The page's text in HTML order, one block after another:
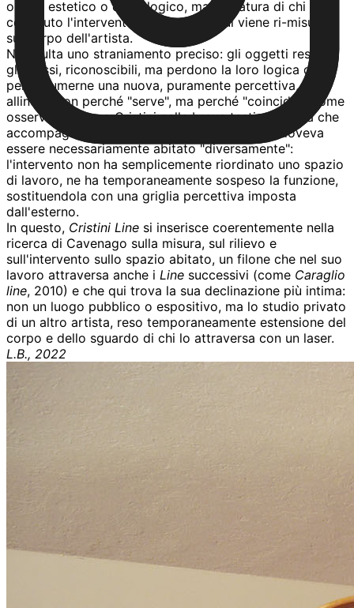
ordine estetico o cronologico, ma la statura di chi ha
compiuto l'intervento. Lo spazio altrui viene ri-misurato
sul corpo dell'artista.
Ne risulta uno straniamento preciso: gli oggetti restano
gli stessi, riconoscibili, ma perdono la loro logica d'uso
per assumerne una nuova, puramente percettiva,
allineati non perché "serve", ma perché "coincide". Come
osserva lo stesso Cristini nella breve testimonianza che
accompagna l'opera, lo studio, in quei giorni, doveva
essere necessariamente abitato "diversamente":
l'intervento non ha semplicemente riordinato uno spazio
di lavoro, ne ha temporaneamente sospeso la funzione,
sostituendola con una griglia percettiva imposta
dall'esterno.
In questo, Cristini Line si inserisce coerentemente nella
ricerca di Cavenago sulla misura, sul rilievo e
sull'intervento sullo spazio abitato, un filone che nel suo
lavoro attraversa anche i Line successivi (come Caraglio
line, 2010) e che qui trova la sua declinazione più intima:
non un luogo pubblico o espositivo, ma lo studio privato
di un altro artista, reso temporaneamente estensione del
corpo e dello sguardo di chi lo attraversa con un laser.
L.B., 2022